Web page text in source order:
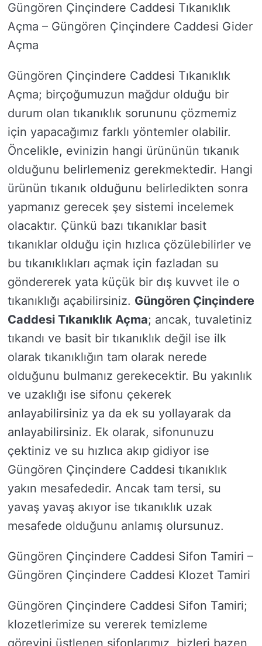
Güngören Çinçindere Caddesi Tıkanıklık
Açma – Güngören Çinçindere Caddesi Gider
Açma
Güngören Çinçindere Caddesi Tıkanıklık
Açma; birçoğumuzun mağdur olduğu bir
durum olan tıkanıklık sorununu çözmemiz
için yapacağımız farklı yöntemler olabilir.
Öncelikle, evinizin hangi ürününün tıkanık
olduğunu belirlemeniz gerekmektedir. Hangi
ürünün tıkanık olduğunu belirledikten sonra
yapmanız gerecek şey sistemi incelemek
olacaktır. Çünkü bazı tıkanıklar basit
tıkanıklar olduğu için hızlıca çözülebilirler ve
bu tıkanıklıkları açmak için fazladan su
göndererek yata küçük bir dış kuvvet ile o
tıkanıklığı açabilirsiniz. Güngören Çinçindere
Caddesi Tıkanıklık Açma; ancak, tuvaletiniz
tıkandı ve basit bir tıkanıklık değil ise ilk
olarak tıkanıklığın tam olarak nerede
olduğunu bulmanız gerekecektir. Bu yakınlık
ve uzaklığı ise sifonu çekerek
anlayabilirsiniz ya da ek su yollayarak da
anlayabilirsiniz. Ek olarak, sifonunuzu
çektiniz ve su hızlıca akıp gidiyor ise
Güngören Çinçindere Caddesi tıkanıklık
yakın mesafededir. Ancak tam tersi, su
yavaş yavaş akıyor ise tıkanıklık uzak
mesafede olduğunu anlamış olursunuz.
Güngören Çinçindere Caddesi Sifon Tamiri –
Güngören Çinçindere Caddesi Klozet Tamiri
Güngören Çinçindere Caddesi Sifon Tamiri;
klozetlerimize su vererek temizleme
görevini üstlenen sifonlarımız, bizleri bazen